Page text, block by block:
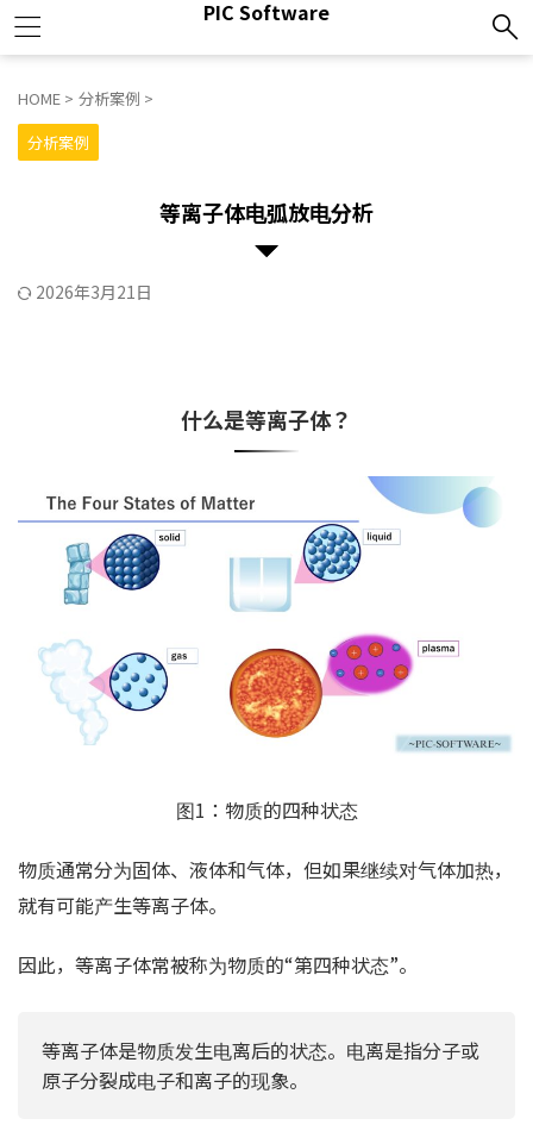
PIC Software
HOME > 分析案例 >
分析案例
等离子体电弧放电分析
2026年3月21日
什么是等离子体？
图1：物质的四种状态
物质通常分为固体、液体和气体，但如果继续对气体加热，
就有可能产生等离子体。
因此，等离子体常被称为物质的“第四种状态”。
等离子体是物质发生电离后的状态。电离是指分子或
原子分裂成电子和离子的现象。